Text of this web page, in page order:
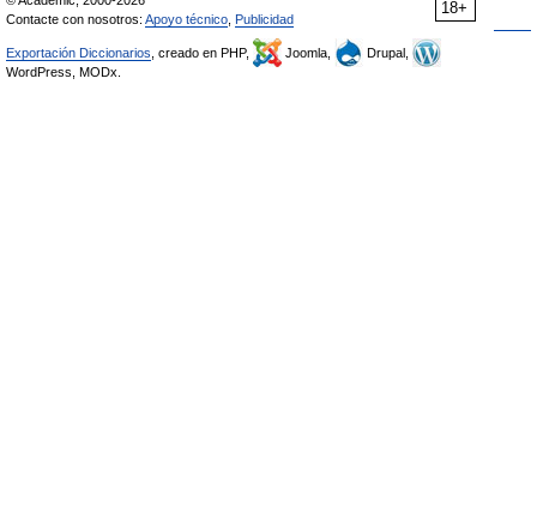
18+
Contacte con nosotros: Apoyo técnico Publicidad
Exportación Diccionarios , creado en PHP, Joomla,
Drupal,
WordPress, MODx.